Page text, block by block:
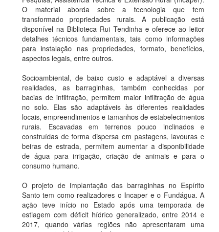
O material aborda sobre a tecnologia que tem
transformado propriedades rurais. A publicação está
disponível na Biblioteca Rui Tendinha e oferece ao leitor
detalhes técnicos fundamentais, tais como informações
para instalação nas propriedades, formato, benefícios,
aspectos legais, entre outros.
Socioambiental, de baixo custo e adaptável a diversas
realidades, as barraginhas,
também conhecidas por
bacias de infiltração, permitem maior infiltração de água
no solo. Elas são adaptáveis às diferentes realidades
locais, empreendimentos e tamanhos de estabelecimentos
rurais. Escavadas em terrenos pouco inclinados e
construídas de forma dispersa em pastagens, lavouras e
beiras de estrada, permitem aumentar a disponibilidade
de água para irrigação, criação de animais e para o
consumo humano.
O projeto de implantação das barraginhas no Espírito
Santo tem como realizadores o Incaper e o Fundágua. A
ação teve início no Estado após uma temporada de
estiagem com déficit hídrico generalizado, entre 2014 e
2017, quando várias regiões não apresentaram uma